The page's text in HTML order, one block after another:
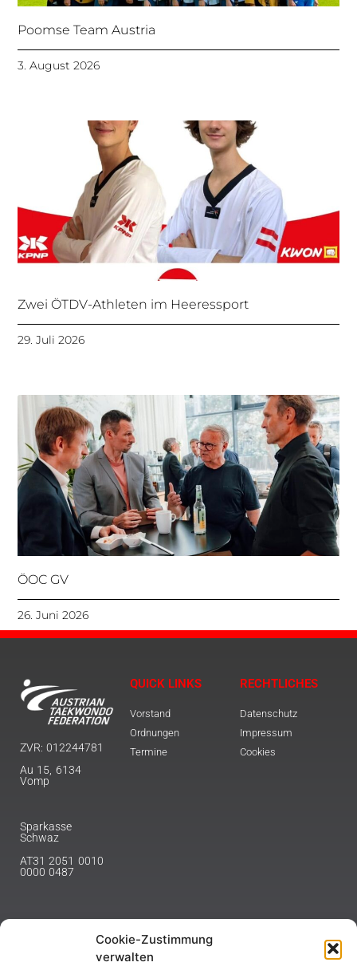
Cookie-Zustimmung
verwalten
Poomse Team Austria
3. August 2026
Zwei ÖTDV-Athleten im Heeressport
29. Juli 2026
ÖOC GV
26. Juni 2026
ZVR: 012244781
Au 15, 6134
Vomp
Sparkasse
Schwaz
AT31 2051 0010
0000 0487
QUICK LINKS
Vorstand
Ordnungen
Termine
RECHTLICHES
Datenschutz
Impressum
Cookies